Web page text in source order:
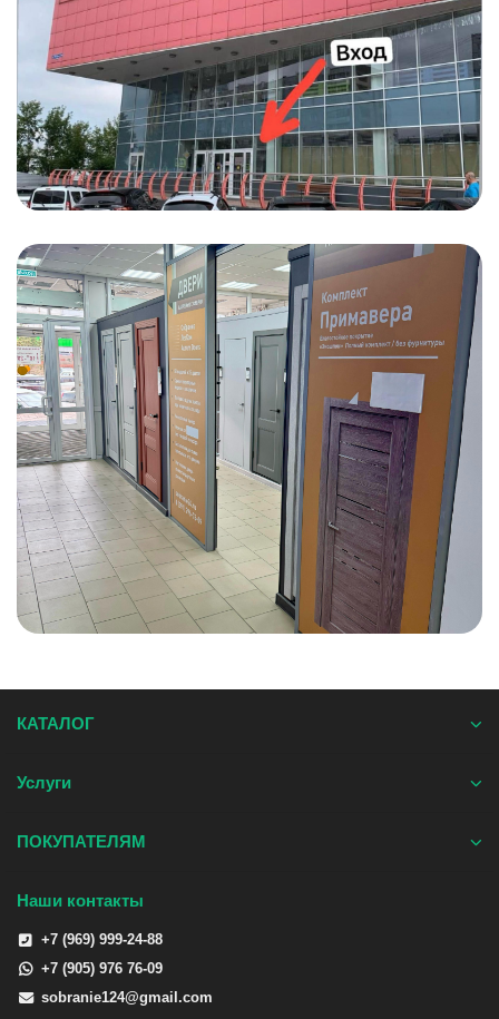
КАТАЛОГ
Услуги
ПОКУПАТЕЛЯМ
Наши контакты
+7 (969) 999-24-88
+7 (905) 976 76-09
sobranie124@gmail.com